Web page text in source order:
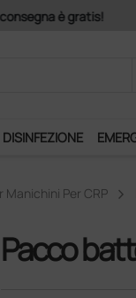
a 39,90 euro + IVA!
DISINFEZIONE
Manichini Per CRP
Pacco